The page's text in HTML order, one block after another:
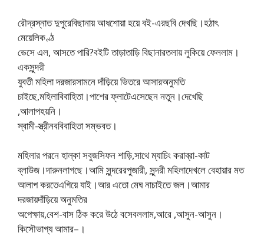
রৌদ্রস্নাত দুপুরেবিছানায় আধশোয়া হয়ে বই-এরছবি দেখছি।হঠাৎ
মেয়েলিকণ্ঠ
ভেসে এল, আসতে পারি?বইটি তাড়াতাড়ি বিছানারতলায় লুকিয়ে ফেললাম।
একসুন্দরী
যুবতী মহিলা দরজারসামনে দাঁড়িয়ে ভিতরে আসারঅনুমতি
চাইছে,মহিলাবিবাহিতা।পাশের ফ্লাটেএসেছেন নতুন।দেখেছি
,আলাপহয়নি।
স্বামী-স্ত্রীনববিবাহিতা সম্ভবত।
মহিলার পরনে হাল্কা সবুজসিফন শাড়ি,সাথে ম্যাচিং করাব্রা-কাট
ব্লাউজ।দারুনলাগছে।আমি সুন্দরেরপুজারী, সুন্দরী মহিলাদেখলে বেহায়ার মত
আলাপ করতেএগিয়ে যাই।আর এতো মেঘ নাচাইতে জল।আমার
দরজায়দাঁড়িয়ে অনুমতির
অপেক্ষায়,বেশ-বাস ঠিক করে উঠে বসেবললাম,আরে ,আসুন-আসুন।
কিসৌভাগ্য আমার–।